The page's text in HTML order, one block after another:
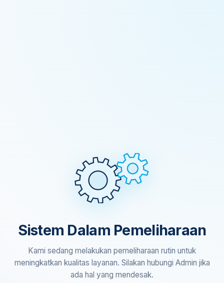
Sistem Dalam Pemeliharaan
Kami sedang melakukan pemeliharaan rutin untuk
meningkatkan kualitas layanan. Silakan hubungi Admin jika
ada hal yang mendesak.